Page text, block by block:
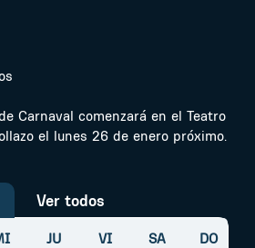
Carnaval comenzará en el Teatro
el lunes 26 de enero próximo.
Ver todos
JU VI SA DO